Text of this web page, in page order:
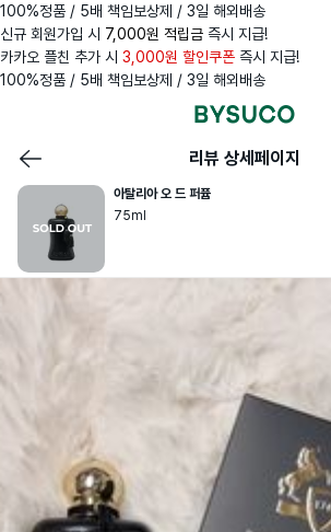
100%정품 / 5배 책임보상제 / 3일 해외배송
신규 회원가입 시 7,000원 적립금 즉시 지급!
카카오 플친 추가 시 3,000원 할인쿠폰 즉시 지급!
100%정품 / 5배 책임보상제 / 3일 해외배송
리뷰 상세페이지
아탈리아 오 드 퍼퓸
75ml